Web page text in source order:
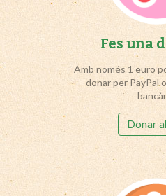
Fes una
Amb només 1 euro
donar per PayPal
Donar